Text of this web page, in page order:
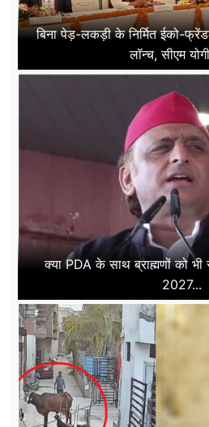
बिना पेड़-लकड़ी के निर्मित ईको-
लॉन्च, सीएम
क्या PDA के साथ ब्राह्मणों को
2027...